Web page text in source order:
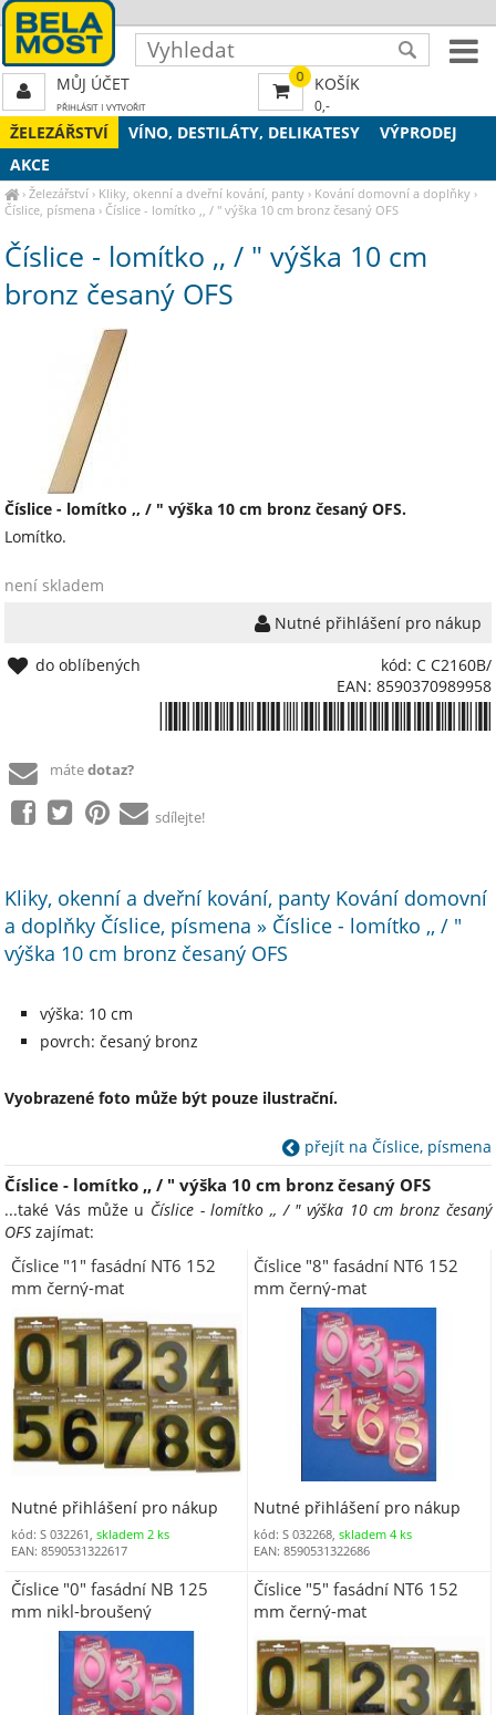
ŽELEZÁŘSTVÍ VÍNO, DESTILÁTY, DELIKATESY
VÝPRODEJ
AKCE
›Železářství › Kliky, okenní a dveřní kování, panty › Kování domovní a doplňky ›
Číslice, písmena ›Číslice - lomítko ,, / " výška 10 cm bronz česaný OFS
Číslice - lomítko ,, / " výška 10 cm
bronz česaný OFS
Číslice - lomítko ,, / " výška 10 cm bronz česaný OFS.
Lomítko.
není skladem
Nutné přihlášení pro nákup
kód: C C2160B/
EAN: 8590370989958
do oblíbených
mátedotaz?
sdílejte!
Kliky, okenní a dveřní kování, panty Kování domovní
a doplňky Číslice, písmena » Číslice - lomítko ,, / "
výška 10 cm bronz česaný OFS
výška: 10 cm
povrch: česaný bronz
Vyobrazené foto může být pouze ilustrační.
přejít na Číslice, písmena
Číslice - lomítko ,, / " výška 10 cm bronz česaný OFS
...také Vás může u Číslice - lomítko ,, / " výška 10 cm bronz česaný
OFS zajímat:
Číslice "1" fasádní NT6 152
mm černý-mat
Nutné přihlášení pro nákup
kód: S 032261, skladem 2 ks
EAN: 8590531322617
Číslice "8" fasádní NT6 152
mm černý-mat
Nutné přihlášení pro nákup
kód: S 032268,skladem 4 ks
EAN: 8590531322686
Číslice "0" fasádní NB 125
mm nikl-broušený
Číslice "5" fasádní NT6 152
mm černý-mat
0 KOŠÍK
0,-
MŮJ ÚČET
PŘIHLÁSIT| VYTVOŘIT